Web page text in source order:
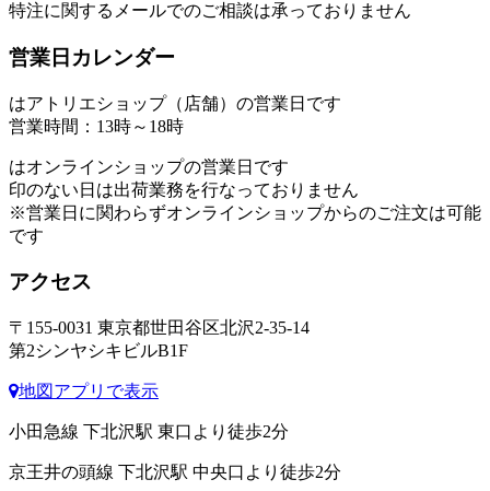
特注に関するメールでのご相談は承っておりません
営業日カレンダー
はアトリエショップ（店舗）の営業日です
営業時間：13時～18時
はオンラインショップの営業日です
印のない日は出荷業務を行なっておりません
※営業日に関わらずオンラインショップからのご注文は可能
です
アクセス
〒155-0031 東京都世田谷区北沢2-35-14
第2シンヤシキビルB1F
地図アプリで表示
小田急線 下北沢駅 東口より徒歩2分
京王井の頭線 下北沢駅 中央口より徒歩2分